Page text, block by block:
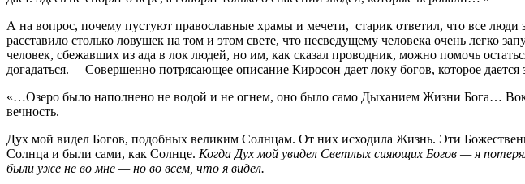
А на вопрос, почему пустуют православные храмы и мечети, старик ответил, что все
расставило столько ловушек на том и этом свете, что несведущему человека очень легко
человек, сбежавших из ада в лок людей, но им, как сказал проводник, можно помочь
догадаться. Совершенно потрясающее описание Киросон дает локу богов, которое дается
«…Озеро было наполнено не водой и не огнем, оно было само Дыханием Жизни Бога…
вечность.
Дух мой видел Богов, подобных великим Солнцам. От них исходила Жизнь. Эти
Солнца и были сами, как Солнце. Когда Дух мой увидел Светлых сияющих Богов — я
были уже не во мне — но во всем, что я видел.